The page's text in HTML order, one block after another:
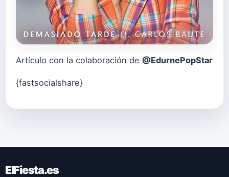
Artículo con la colaboración de @EdurnePopStar
{fastsocialshare}
ElFiesta.es